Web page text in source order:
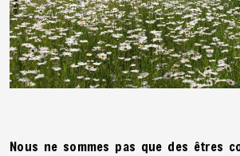
Nous ne sommes pas que des êtres